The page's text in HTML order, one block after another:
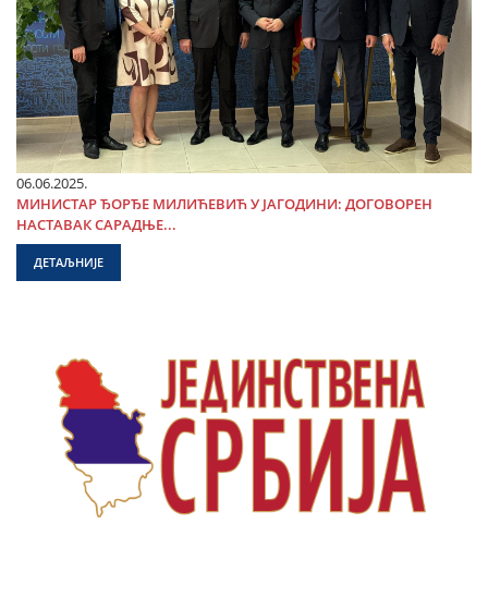
06.06.2025.
МИНИСТАР ЂОРЂЕ МИЛИЋЕВИЋ У ЈАГОДИНИ: ДОГОВОРЕН
НАСТАВАК САРАДЊЕ...
ДЕТАЉНИЈЕ